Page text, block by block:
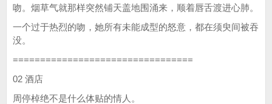
吻。烟草气就那样突然铺天盖地围涌来，顺着唇舌渡进心肺。
一个过于热烈的吻，她所有未能成型的怒意，都在须臾间被吞
没。
=================================
02 酒店
周停棹绝不是什么体贴的情人。